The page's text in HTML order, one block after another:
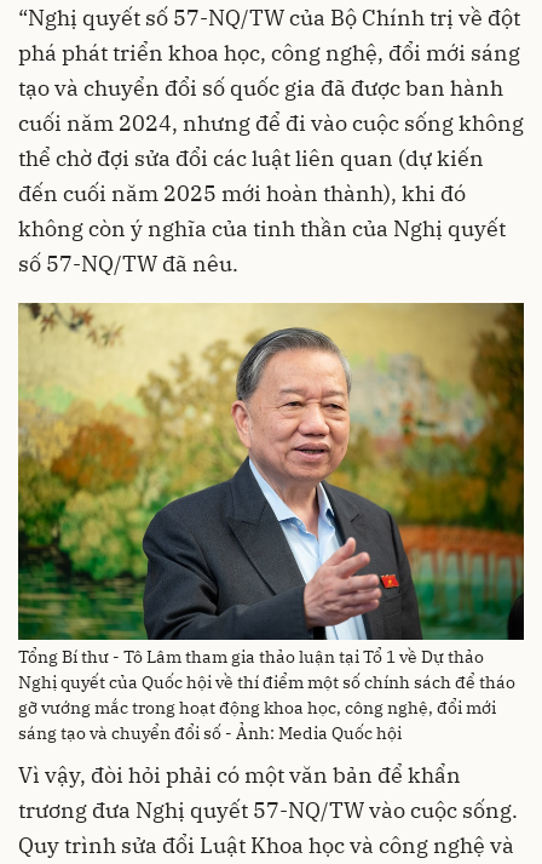
“Nghị quyết số 57-NQ/TW của Bộ Chính trị về đột
phá phát triển khoa học, công nghệ, đổi mới sáng
tạo và chuyển đổi số quốc gia đã được ban hành
cuối năm 2024, nhưng để đi vào cuộc sống không
thể chờ đợi sửa đổi các luật liên quan (dự kiến
đến cuối năm 2025 mới hoàn thành), khi đó
không còn ý nghĩa của tinh thần của Nghị quyết
số 57-NQ/TW đã nêu.
Tổng Bí thư - Tô Lâm tham gia thảo luận tại Tổ 1 về Dự thảo
Nghị quyết của Quốc hội về thí điểm một số chính sách để tháo
gỡ vướng mắc trong hoạt động khoa học, công nghệ, đổi mới
sáng tạo và chuyển đổi số - Ảnh: Media Quốc hội
Vì vậy, đòi hỏi phải có một văn bản để khẩn
trương đưa Nghị quyết 57-NQ/TW vào cuộc sống.
Quy trình sửa đổi Luật Khoa học và công nghệ và